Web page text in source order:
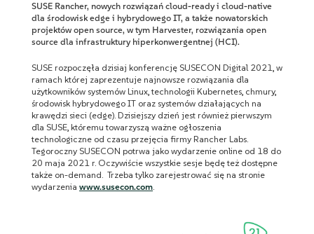
SUSE Rancher, nowych rozwiązań cloud-ready i cloud-native
dla środowisk edge i hybrydowego IT, a także nowatorskich
projektów open source, w tym Harvester, rozwiązania open
source dla infrastruktury hiperkonwergentnej (HCI).
SUSE rozpoczęła dzisiaj konferencję SUSECON Digital 2021, w
ramach której zaprezentuje najnowsze rozwiązania dla
użytkowników systemów Linux, technologii Kubernetes, chmury,
środowisk hybrydowego IT oraz systemów działających na
krawędzi sieci (edge). Dzisiejszy dzień jest również pierwszym
dla SUSE, któremu towarzyszą ważne ogłoszenia
technologiczne od czasu przejęcia firmy Rancher Labs.
Tegoroczny SUSECON potrwa jako wydarzenie online od 18 do
20 maja 2021 r. Oczywiście wszystkie sesje będę też dostępne
także on-demand. Trzeba tylko zarejestrować się na stronie
wydarzenia www.susecon.com.